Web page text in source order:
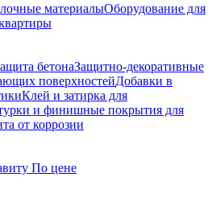
материалыОборудование для
бетонаЗащитно-декоративные
поверхностейДобавки в
Клей и затирка для
и финишные покрытия для
от коррозии
По цене